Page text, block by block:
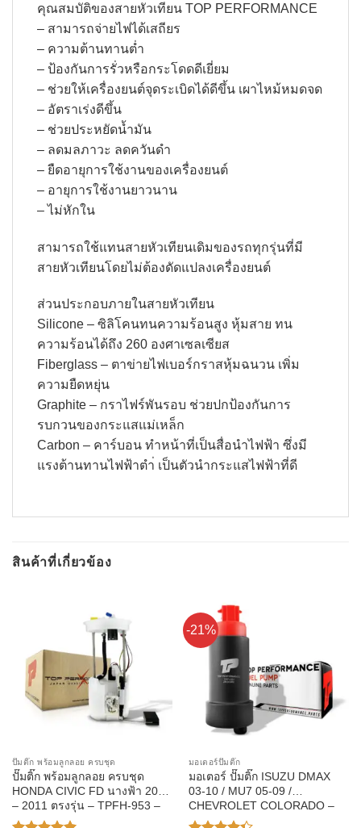
คุณสมบัติของสายหัวเทียน TOP PERFORMANCE
– สามารถจ่ายไฟได้เสถียร
– ความต้านทานต่ำ
– ป้องกันการรั่วหรือกระโดดดีเยี่ยม
– ช่วยให้เครื่องยนต์จุดระเบิดได้ดีขึ้น เผาไหม้หมดจด
– อัตราเร่งดีขึ้น
– ช่วยประหยัดน้ำมัน
– ลดมลภาวะ ลดควันดำ
– ยืดอายุการใช้งานของเครื่องยนต์
– อายุการใช้งานยาวนาน
– ไม่หักใน
สามารถใช้แทนสายหัวเทียนเดิมของรถทุกรุ่นที่มี
สายหัวเทียนโดยไม่ต้องดัดแปลงเครื่องยนต์
ส่วนประกอบภายในสายหัวเทียน
Silicone – ซิลิโคนทนความร้อนสูง หุ้มสาย ทน
ความร้อนได้ถึง 260 องศาเซลเซียส
Fiberglass – ตาข่ายไฟเบอร์กราสหุ้มฉนวน เพิ่ม
ความยืดหยุ่น
Graphite – กราไฟร์พันรอบ ช่วยปกป้องกันการ
รบกวนของกระแสแม่เหล็ก
Carbon – คาร์บอน ทำหน้าที่เป็นสื่อนำไฟฟ้า ซึ่งมี
แรงต้านทานไฟฟ้าตำ่ เป็นตัวนำกระแสไฟฟ้าที่ดี
สินค้าที่เกี่ยวข้อง
ปั๊มติ๊ก พร้อมลูกลอย ครบชุด
ปั๊มติ๊ก พร้อมลูกลอย ครบชุด
HONDA CIVIC FD นางฟ้า 2006
– 2011 ตรงรุ่น – TPFH-953 –
TOP PERFORMANCE JAPAN
-21%
มอเตอร์ปั๊มติ๊ก
มอเตอร์ ปั๊มติ๊ก ISUZU DMAX
03-10 / MU7 05-09 /
CHEVROLET COLORADO –
TOP PERFORMANCE JAPAN